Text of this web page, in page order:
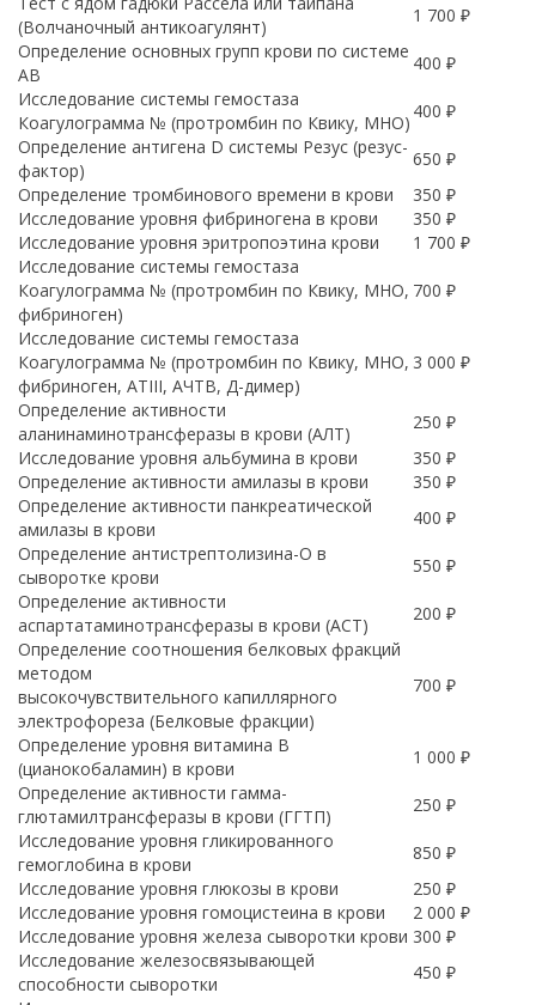
(Волчаночный антикоагулянт)
1 700 ₽
Определение основных групп крови по системе
АВ
400 ₽
Исследование системы гемостаза
Коагулограмма № (протромбин по Квику, МНО)
400 ₽
Определение антигена D системы Резус (резус-
фактор)
650 ₽
Определение тромбинового времени в крови
350 ₽
Исследование уровня фибриногена в крови
350 ₽
Исследование уровня эритропоэтина крови
1 700 ₽
Исследование системы гемостаза
Коагулограмма № (протромбин по Квику, МНО,
фибриноген)
700 ₽
Исследование системы гемостаза
Коагулограмма № (протромбин по Квику, МНО,
фибриноген, АТIII, АЧТВ, Д-димер)
3 000 ₽
Определение активности
аланинаминотрансферазы в крови (АЛТ)
250 ₽
Исследование уровня альбумина в крови
350 ₽
Определение активности амилазы в крови
350 ₽
Определение активности панкреатической
амилазы в крови
400 ₽
Определение антистрептолизина-O в
сыворотке крови
550 ₽
Определение активности
аспартатаминотрансферазы в крови (АСТ)
200 ₽
Определение соотношения белковых фракций
методом
высокочувствительного капиллярного
электрофореза (Белковые фракции)
700 ₽
Определение уровня витамина B
(цианокобаламин) в крови
1 000 ₽
Определение активности гамма-
глютамилтрансферазы в крови (ГГТП)
250 ₽
Исследование уровня гликированного
гемоглобина в крови
850 ₽
Исследование уровня глюкозы в крови
250 ₽
Исследование уровня гомоцистеина в крови
2 000 ₽
Исследование уровня железа сыворотки крови 300 ₽
Исследование железосвязывающей
способности сыворотки
450 ₽